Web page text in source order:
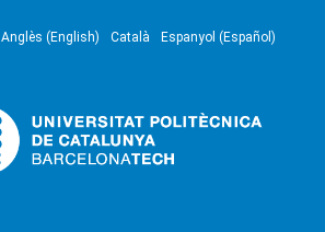
Anglès (English) Català Espanyol (Español)